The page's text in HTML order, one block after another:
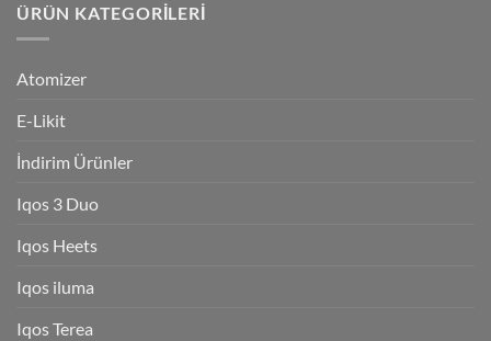
ÜRÜN KATEGORILERI
Atomizer
E-Likit
İndirim Ürünler
Iqos 3 Duo
Iqos Heets
Iqos iluma
Iqos Terea